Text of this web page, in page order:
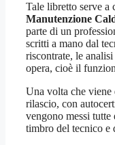
Tale libretto serve a
Manutenzione
parte di un
scritti a mano dal
riscontrate, le
opera, cioè il
Una volta che viene
rilascio, con
vengono messi
timbro del tecnico e